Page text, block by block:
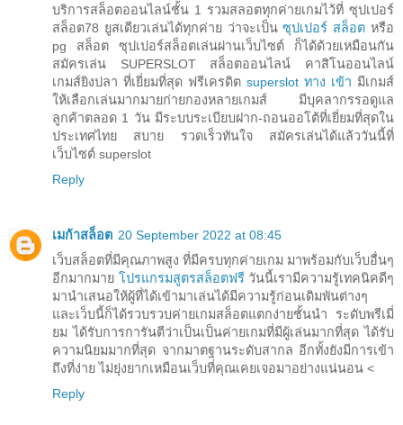
บริการสล็อตออนไลน์ชั้น 1 รวมสลอตทุกค่ายเกมไว้ที่ ซุปเปอร์
สล็อต78 ยูสเดียวเล่นได้ทุกค่าย ว่าจะเป็นซุปเปอร์ สล็อต หรือ
pg สล็อต ซุปเปอร์สล็อตเล่นผ่านเว็บไซต์ ก็ได้ด้วยเหมือนกัน
สมัครเล่น SUPERSLOT สล็อตออนไลน์ คาสิโนออนไลน์
เกมส์ยิงปลา ที่เยี่ยมที่สุด ฟรีเครดิต superslot ทาง เข้า มีเกมส์
ให้เลือกเล่นมากมายก่ายกองหลายเกมส์ มีบุคลากรรอดูแล
ลูกค้าตลอด 1 วัน มีระบบระเบียบฝาก-ถอนออโต้ที่เยี่ยมที่สุดใน
ประเทศไทย สบาย รวดเร็วทันใจ สมัครเล่นได้แล้ววันนี้ที่
เว็บไซต์ superslot
Reply
เมก้าสล็อต 20 September 2022 at 08:45
เว็บสล็อตที่มีคุณภาพสูง ที่มีครบทุกค่ายเกม มาพร้อมกับเว็บอื่นๆ
อีกมากมาย โปรแกรมสูตรสล็อตฟรีวันนี้เรามีความรู้เทคนิคดีๆ
มานำเสนอให้ผู้ที่ได้เข้ามาเล่นได้มีความรู้ก่อนเดิมพันต่างๆ
และเว็บนี้ก็ได้รวบรวบค่ายเกมสล็อตแตกง่ายชั้นนำ ระดับพรีเมี่
ยม ได้รับการการันตีว่าเป็นเป็นค่ายเกมที่มีผู้เล่นมากที่สุด ได้รับ
ความนิยมมากที่สุด จากมาตฐานระดับสากล อีกทั้งยังมีการเข้า
ถึงที่ง่าย ไม่ยุ่งยากเหมือนเว็บที่คุณเคยเจอมาอย่างแน่นอน <
Reply